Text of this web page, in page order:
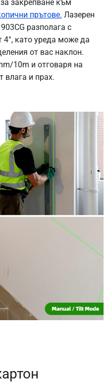
закрепване към
прътове. Лазерен
разполага с
4°, като уреда може да
от вас наклон.
10m и отговаря на
влага и прах.